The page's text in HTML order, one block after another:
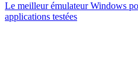
Le meilleur émulateur Windows
applications testées